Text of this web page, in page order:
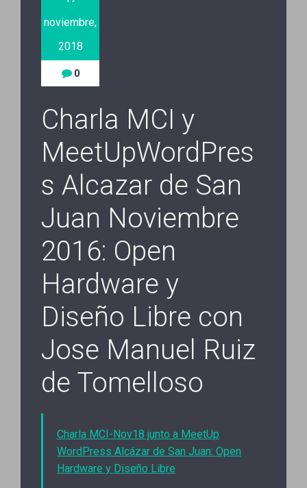
noviembre,
2018
0
Charla MCI y
MeetUpWordPres
s Alcazar de San
Juan Noviembre
2016: Open
Hardware y
Diseño Libre con
Jose Manuel Ruiz
de Tomelloso
Charla MCI-Nov18 junto a MeetUp
WordPress Alcázar de San Juan: Open
Hardware y Diseño Libre